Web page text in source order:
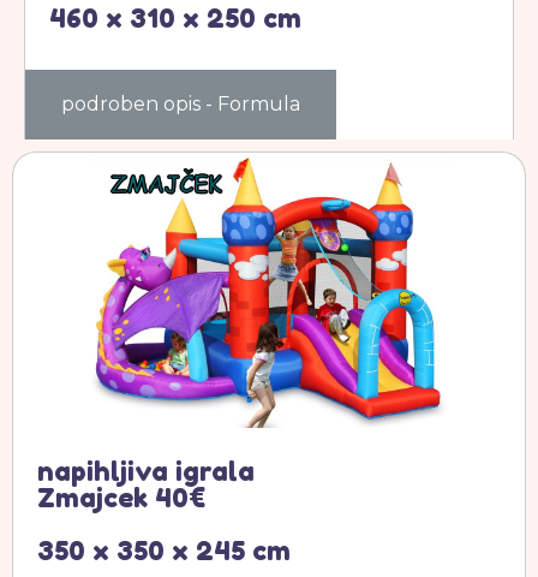
460 x 310 x 250 cm
podroben opis - Formula
napihljiva igrala
Zmajcek 40€
350 x 350 x 245 cm